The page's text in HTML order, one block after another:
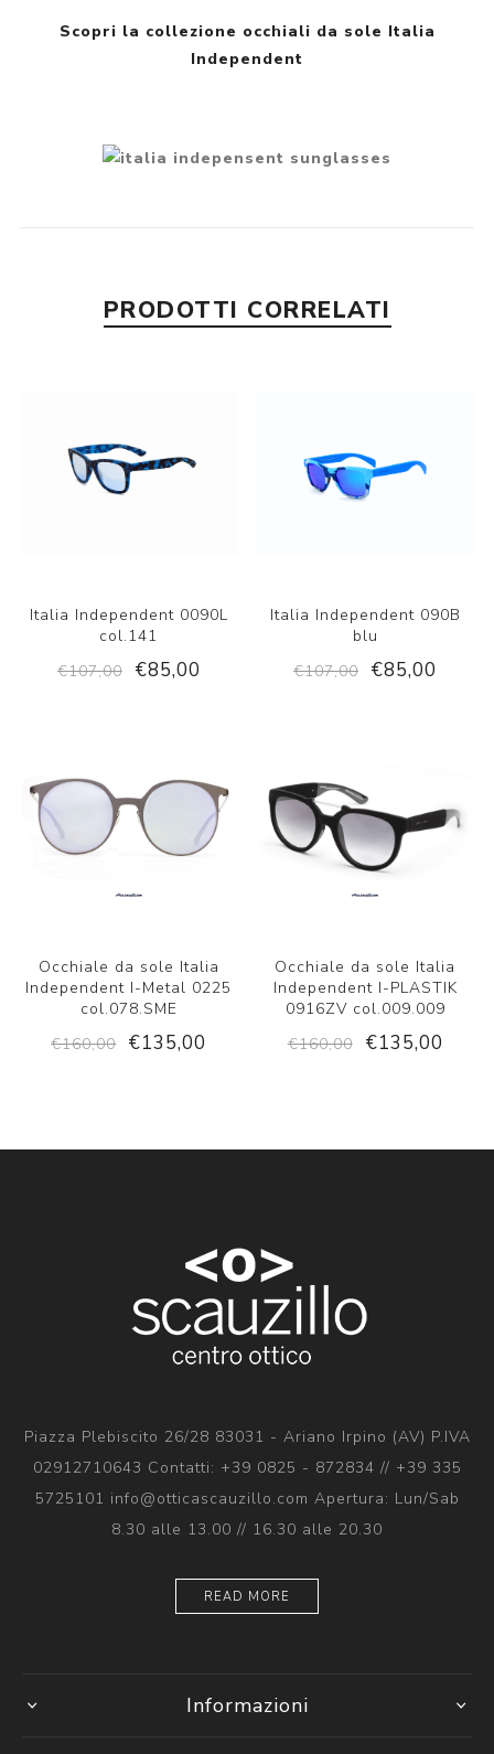
Scopri la collezione occhiali da sole Italia
Independent
PRODOTTI CORRELATI
Italia Independent 0090L
col.141
€107,00
€85,00
Italia Independent 090B
blu
€107,00
€85,00
Occhiale da sole Italia
Independent I-Metal 0225
col.078.SME
€160,00
€135,00
Occhiale da sole Italia
Independent I-PLASTIK
0916ZV col.009.009
€160,00
€135,00
Piazza Plebiscito 26/28 83031 - Ariano Irpino (AV) P.IVA
02912710643 Contatti: +39 0825 - 872834 // +39 335
5725101 info@otticascauzillo.com Apertura: Lun/Sab
8.30 alle 13.00 // 16.30 alle 20.30
READ MORE
Informazioni